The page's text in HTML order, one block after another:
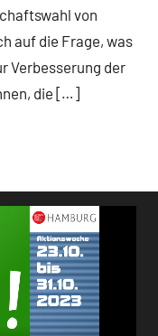
von
auf die Frage, was
Verbesserung der
die […]